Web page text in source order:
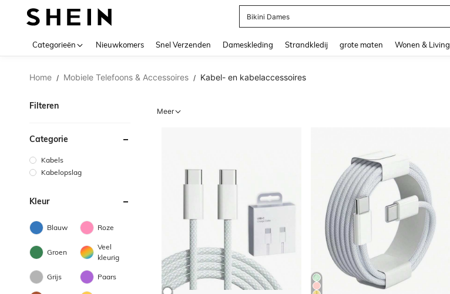
Bikini Dames
Categorieën Nieuwkomers Snel Verzenden Dameskleding Strandkledij grote maten Wonen & Living
Home / Mobiele Telefoons & Accessoires / Kabel- en kabelaccessoires
Filteren
Categorie
Kabels
Kabelopslag
Kleur
Blauw Roze
Groen
Veel
kleurig
Grijs Paars
Meer